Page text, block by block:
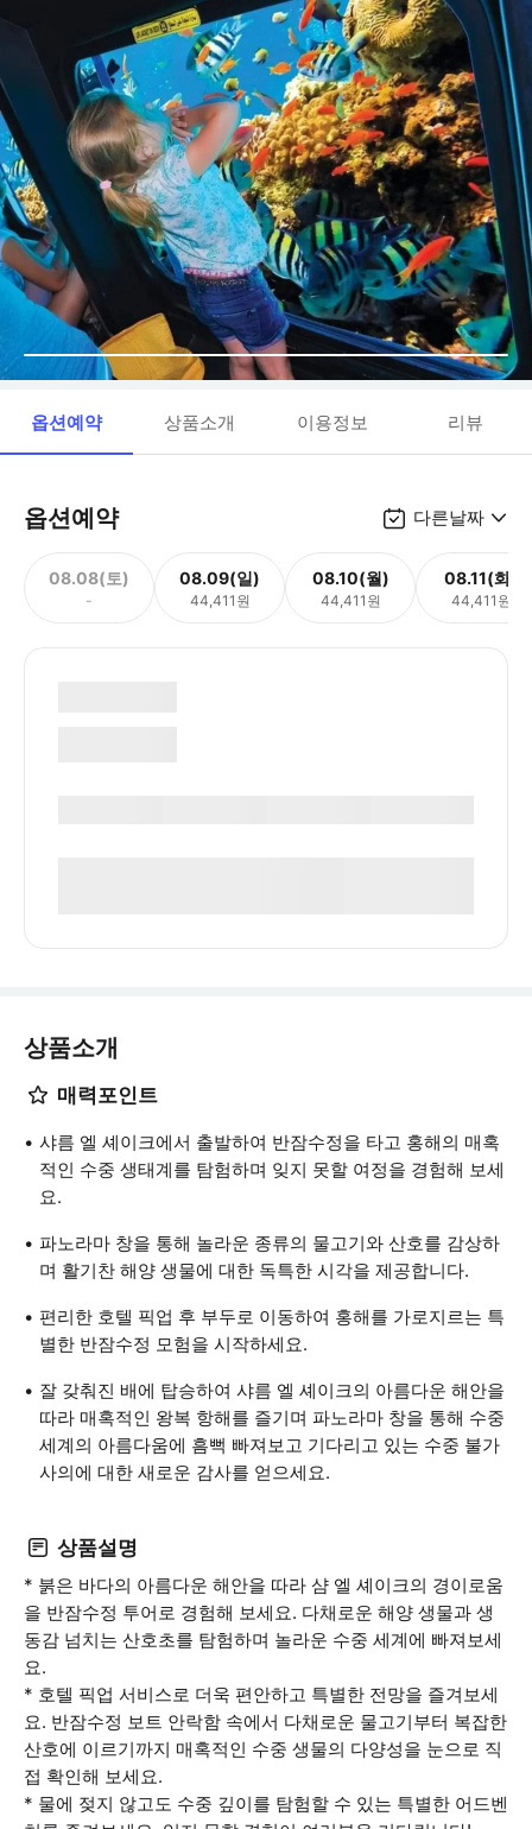
옵션예약 상품소개 이용정보 리뷰
옵션예약 다른날짜
08.08(토)
-
08.09(일)
44,411원
08.10(월)
44,411원
08.11(화)
44,411원
상품소개
매력포인트
샤름 엘 셰이크에서 출발하여 반잠수정을 타고 홍해의 매혹
적인 수중 생태계를 탐험하며 잊지 못할 여정을 경험해 보세
요.
파노라마 창을 통해 놀라운 종류의 물고기와 산호를 감상하
며 활기찬 해양 생물에 대한 독특한 시각을 제공합니다.
편리한 호텔 픽업 후 부두로 이동하여 홍해를 가로지르는 특
별한 반잠수정 모험을 시작하세요.
잘 갖춰진 배에 탑승하여 샤름 엘 셰이크의 아름다운 해안을
따라 매혹적인 왕복 항해를 즐기며 파노라마 창을 통해 수중
세계의 아름다움에 흠뻑 빠져보고 기다리고 있는 수중 불가
사의에 대한 새로운 감사를 얻으세요.
상품설명
* 붉은 바다의 아름다운 해안을 따라 샴 엘 셰이크의 경이로움
을 반잠수정 투어로 경험해 보세요. 다채로운 해양 생물과 생
동감 넘치는 산호초를 탐험하며 놀라운 수중 세계에 빠져보세
요.
* 호텔 픽업 서비스로 더욱 편안하고 특별한 전망을 즐겨보세
요. 반잠수정 보트 안락함 속에서 다채로운 물고기부터 복잡한
산호에 이르기까지 매혹적인 수중 생물의 다양성을 눈으로 직
접 확인해 보세요.
* 물에 젖지 않고도 수중 깊이를 탐험할 수 있는 특별한 어드벤